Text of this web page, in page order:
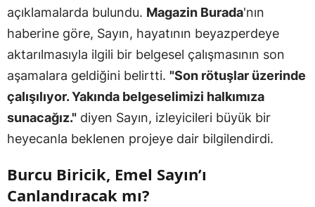
açıklamalarda bulundu. Magazin Burada'nın
haberine göre, Sayın, hayatının beyazperdeye
aktarılmasıyla ilgili bir belgesel çalışmasının son
aşamalara geldiğini belirtti. "Son rötuşlar üzerinde
çalışılıyor. Yakında belgeselimizi halkımıza
sunacağız." diyen Sayın, izleyicileri büyük bir
heyecanla beklenen projeye dair bilgilendirdi.
Burcu Biricik, Emel Sayın’ı
Canlandıracak mı?